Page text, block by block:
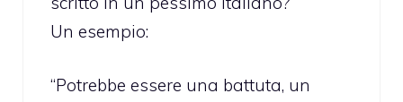
Un esempio:
“Potrebbe essere una battuta, un